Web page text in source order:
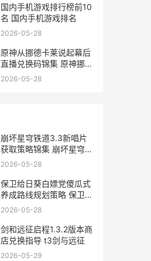
国内手机游戏排行榜前10
名 国内手机游戏排名
2026-05-28
原神从挪德卡莱说起幕后
直播兑换码锦集 原神挪德
卡莱原型
2026-05-28
崩坏星穹铁道3.3新唱片
获取策略锦集 崩坏星穹铁
道3.3版本
2026-05-28
保卫给日葵白嫖党傻瓜式
养成路线规划策略 保卫向
日葵
2026-05-28
剑和远征启程1.3.2版本商
店兑换指导 t3剑与远征
2026-05-29